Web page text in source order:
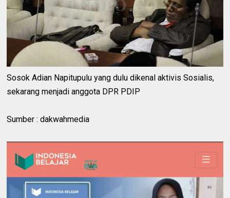
Sosok Adian Napitupulu yang dulu dikenal aktivis Sosialis,
sekarang menjadi anggota DPR PDIP
Sumber : dakwahmedia